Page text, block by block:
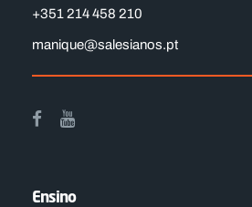
+351 214 458 210
manique@salesianos.pt
Ensino